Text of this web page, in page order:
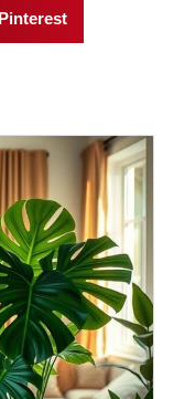
Pinterest